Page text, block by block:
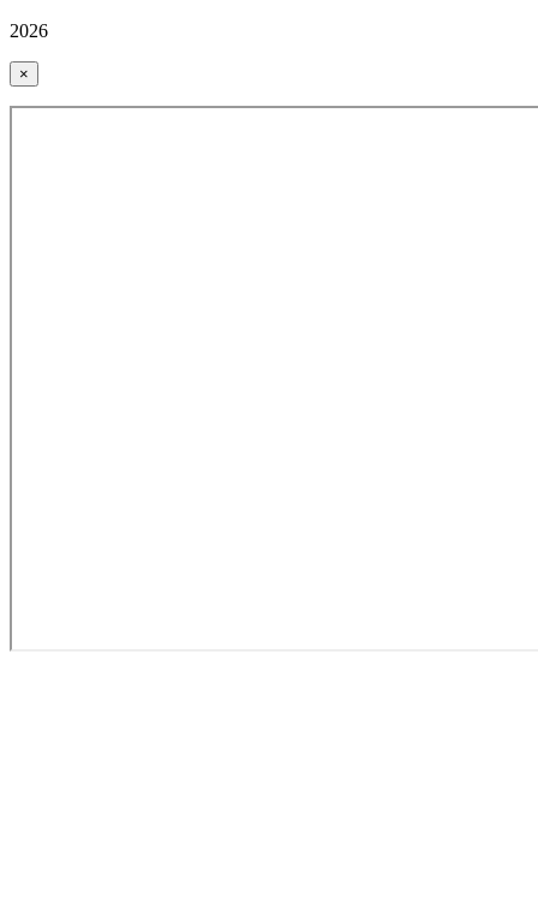
2026
×